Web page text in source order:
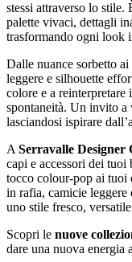
stessi attraverso lo stile.
palette vivaci, dettagli
trasformando ogni look
Dalle nuance sorbetto
leggere e silhouette
colore e a
spontaneità. Un invito a
lasciandosi ispirare
A Serravalle Designer
capi e accessori dei
tocco colour-pop ai tuoi
in rafia, camicie
uno stile fresco,
Scopri le nuove
dare una nuova energia